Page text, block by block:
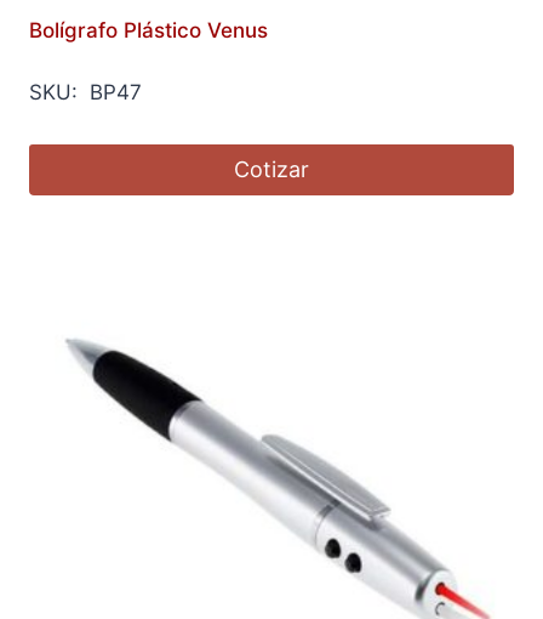
Bolígrafo Plástico Venus
SKU: BP47
Cotizar